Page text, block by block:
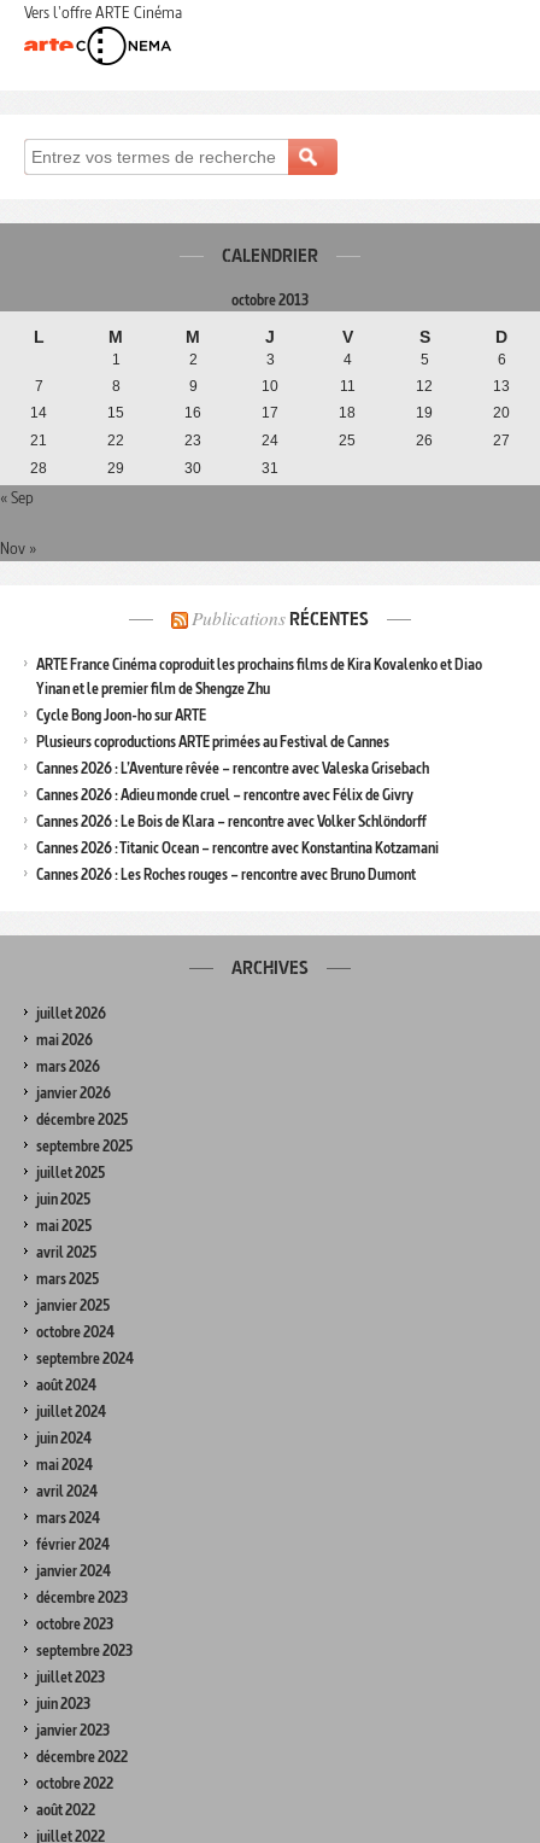
Vers l'offre ARTE Cinéma
CALENDRIER
octobre 2013
L M M J V S D
1 2 3 4 5
6
7
8 9 10 11 12
13
14
15 16 17 18 19
20
21
22 23 24 25 26
27
28
29 30 31
« Sep
Nov »
Publications RÉCENTES
ARTE France Cinéma coproduit les prochains films de Kira Kovalenko et Diao
Yinan et le premier film de Shengze Zhu
Cycle Bong Joon-ho sur ARTE
Plusieurs coproductions ARTE primées au Festival de Cannes
Cannes 2026 : L’Aventure rêvée – rencontre avec Valeska Grisebach
Cannes 2026 : Adieu monde cruel – rencontre avec Félix de Givry
Cannes 2026 : Le Bois de Klara – rencontre avec Volker Schlöndorff
Cannes 2026 : Titanic Ocean – rencontre avec Konstantina Kotzamani
Cannes 2026 : Les Roches rouges – rencontre avec Bruno Dumont
ARCHIVES
juillet 2026
mai 2026
mars 2026
janvier 2026
décembre 2025
septembre 2025
juillet 2025
juin 2025
mai 2025
avril 2025
mars 2025
janvier 2025
octobre 2024
septembre 2024
août 2024
juillet 2024
juin 2024
mai 2024
avril 2024
mars 2024
février 2024
janvier 2024
décembre 2023
octobre 2023
septembre 2023
juillet 2023
juin 2023
janvier 2023
décembre 2022
octobre 2022
août 2022
juillet 2022